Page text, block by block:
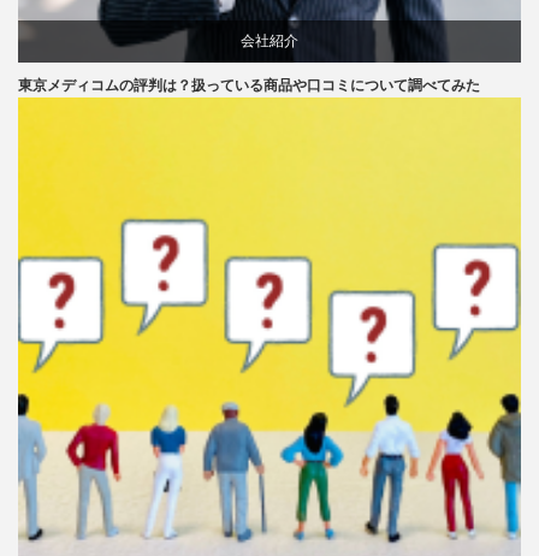
会社紹介
口コミ
東京メディコムの評判は？扱っている商品や口コミについて調べてみた